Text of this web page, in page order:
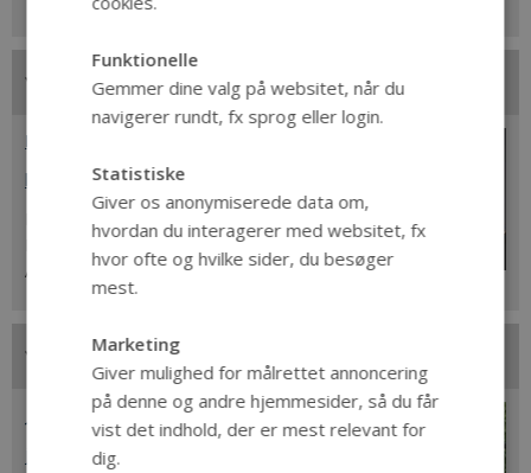
Nina Koefoed
hisnk@cas.au.dk
Professor,
Institut for Kultur og Samfund,
Aarhus Universitet
Jørgen Mikkelsen
jm@sa.dk
Funktionelle
Gemmer dine valg på websitet, når du
navigerer rundt, fx sprog eller login.
Statistiske
Giver os anonymiserede data om,
hvordan du interagerer med websitet, fx
hvor ofte og hvilke sider, du besøger
mest.
Marketing
Giver mulighed for målrettet annoncering
på denne og andre hjemmesider, så du får
vist det indhold, der er mest relevant for
dig.